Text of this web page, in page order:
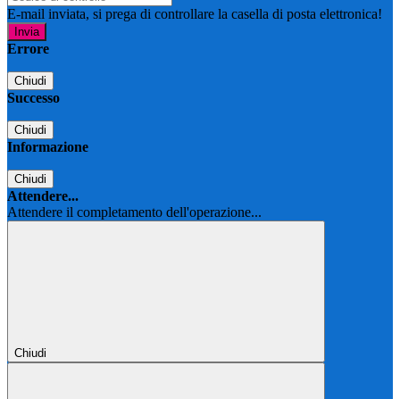
E-mail inviata, si prega di controllare la casella di posta elettronica!
Errore
Chiudi
Successo
Chiudi
Informazione
Chiudi
Attendere...
Attendere il completamento dell'operazione...
Chiudi